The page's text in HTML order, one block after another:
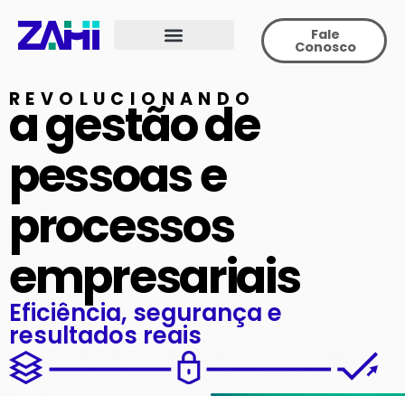
Fale
Conosco
REVOLUCIONANDO
a gestão de
pessoas e
processos
empresariais
Eficiência, segurança e
resultados reais